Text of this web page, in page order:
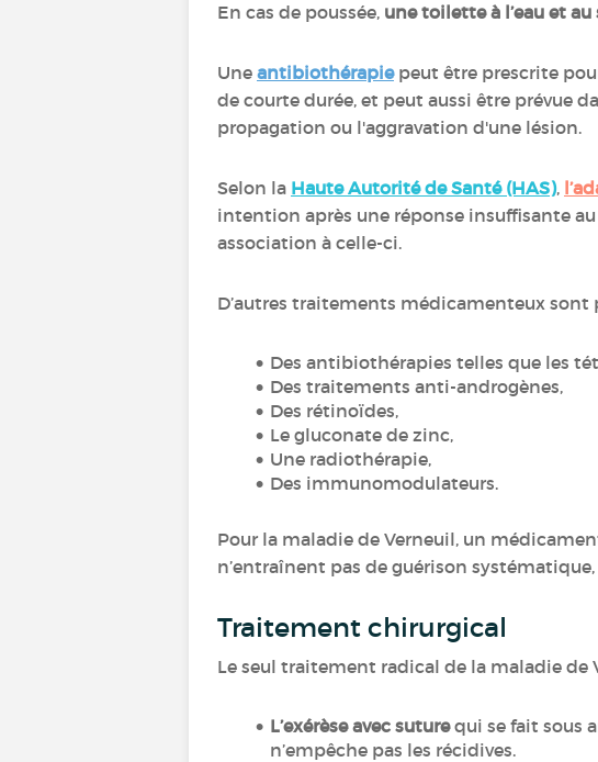
En cas de poussée, une toilette à l’eau et au
Une antibiothérapiepeut être prescrite
de courte durée, et peut aussi être prévue
propagation ou l'aggravation d'une lésion.
Selon la Haute Autorité de Santé (HAS),
intention après une réponse insuffisante
association à celle-ci.
D’autres traitements médicamenteux sont
Des antibiothérapies telles que les
Des traitements anti-androgènes,
Des rétinoïdes,
Le gluconate de zinc,
Une radiothérapie,
Des immunomodulateurs.
Pour la maladie de Verneuil, un
n’entraînent pas de guérison
Traitement chirurgical
Le seul traitement radical de la maladie
L’exérèse avec suturequi se fait sous
n’empêche pas les récidives.